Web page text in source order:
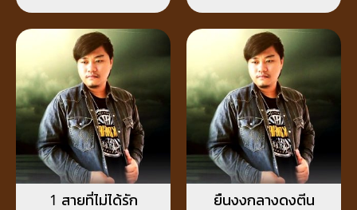
1 สายที่ไม่ได้รัก ยืนงงกลางดงตีน